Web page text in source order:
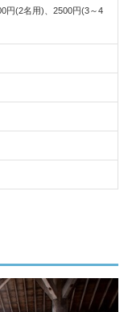
円(2名用)、2500円(3～4